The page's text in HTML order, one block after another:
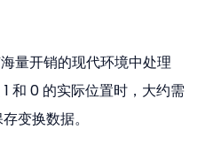
量开销的现代环境中处理
和 0 的实际位置时，大约需
变换数据。